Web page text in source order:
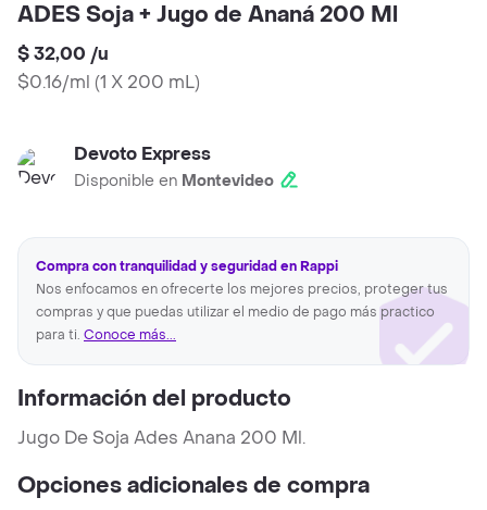
ADES Soja + Jugo de Ananá 200 Ml
$ 32,00 /u
$0.16/ml (1 X 200 mL)
Devoto Express
Disponible en Montevideo
Compra con tranquilidad y seguridad en Rappi
Nos enfocamos en ofrecerte los mejores precios, proteger tus
compras y que puedas utilizar el medio de pago más practico
para ti. Conoce más...
Información del producto
Jugo De Soja Ades Anana 200 Ml.
Opciones adicionales de compra